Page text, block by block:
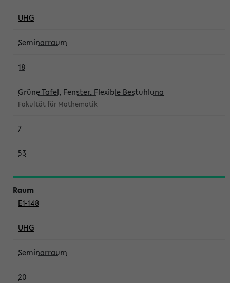
UHG
Seminarraum
18
Grüne Tafel, Fenster, Flexible Bestuhlung
Fakultät für Mathematik
7
53
E1-148
UHG
Seminarraum
20